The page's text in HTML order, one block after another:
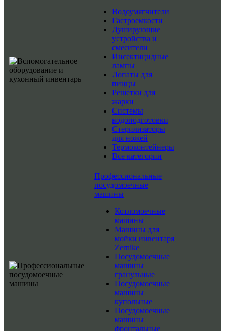
Водоумягчители
Гастроемкости
Душирующие
устройства и
смесители
Инсектицидные
лампы
Лопаты для
пиццы
Решетки для
жарки
Системы
водоподготовки
Стерилизаторы
для ножей
Термоконтейнеры
Все категории
Профессиональные
посудомоечные
машины
Котломоечные
машины
Машины для
мойки инвентаря
Zernike
Посудомоечные
машины
гранульные
Посудомоечные
машины
купольные
Посудомоечные
машины
фронтальные